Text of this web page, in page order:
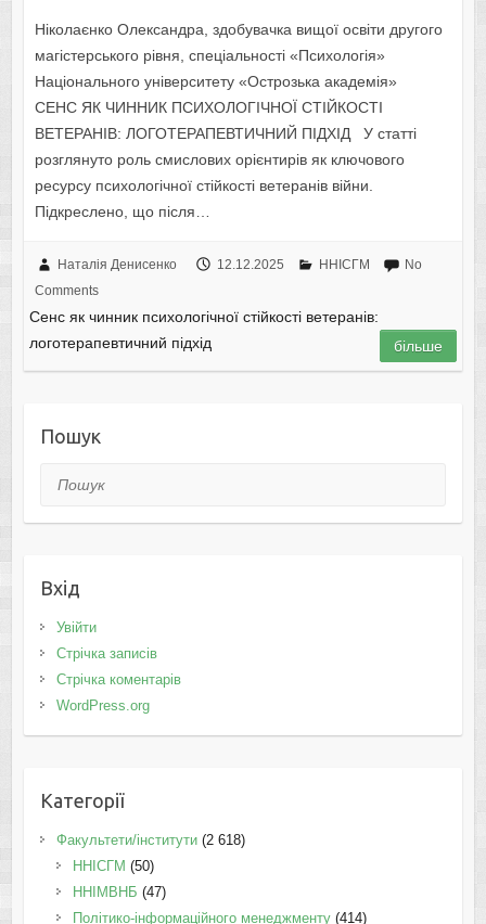
Ніколаєнко Олександра, здобувачка вищої освіти другого
магістерського рівня, спеціальності «Психологія»
Національного університету «Острозька академія»
СЕНС ЯК ЧИННИК ПСИХОЛОГІЧНОЇ СТІЙКОСТІ
ВЕТЕРАНІВ: ЛОГОТЕРАПЕВТИЧНИЙ ПІДХІД У статті
розглянуто роль смислових орієнтирів як ключового
ресурсу психологічної стійкості ветеранів війни.
Підкреслено, що після…
Наталія Денисенко 12.12.2025 ННІСГМ
No
Comments
Сенс як чинник психологічної стійкості ветеранів:
логотерапевтичний підхід
більше
Пошук
Пошук
Вхід
Увійти
Стрічка записів
Стрічка коментарів
WordPress.org
Категорії
Факультети/інститути(2 618)
ННІСГМ (50)
ННІМВНБ (47)
Політико-інформаційного менеджменту(414)